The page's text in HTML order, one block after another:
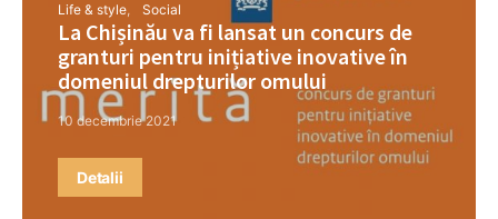
Life & style Social
La Chișinău va fi lansat un concurs de
granturi pentru inițiative inovative în
domeniul drepturilor omului
10 decembrie 2021
Detalii